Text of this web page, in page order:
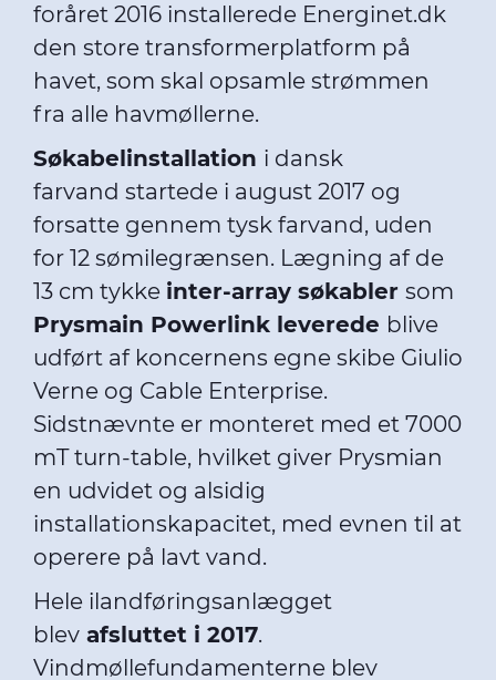
foråret 2016 installerede Energinet.dk
den store transformerplatform på
havet, som skal opsamle strømmen
fra alle havmøllerne.
Søkabelinstallation i dansk
farvand startede i august 2017 og
forsatte gennem tysk farvand, uden
for 12 sømilegrænsen. Lægning af de
13 cm tykke inter-array søkabler som
Prysmain Powerlink leverede blive
udført af koncernens egne skibe Giulio
Verne og Cable Enterprise.
Sidstnævnte er monteret med et 7000
mT turn-table, hvilket giver Prysmian
en udvidet og alsidig
installationskapacitet, med evnen til at
operere på lavt vand.
Hele ilandføringsanlægget
blev afsluttet i 2017.
Vindmøllefundamenterne blev